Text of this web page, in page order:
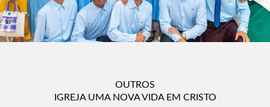
OUTROS
IGREJA UMA NOVA VIDA EM CRISTO